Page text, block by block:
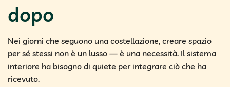
dopo
Nei giorni che seguono una costellazione, creare spazio
per sé stessi non è un lusso — è una necessità. Il sistema
interiore ha bisogno di quiete per integrare ciò che ha
ricevuto.